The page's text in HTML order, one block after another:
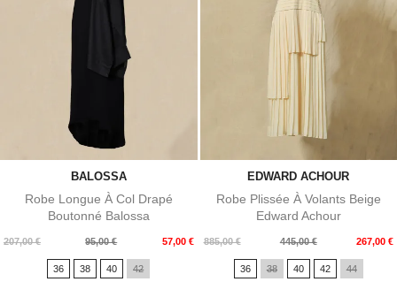
BALOSSA
Robe Longue À Col Drapé
Boutonné Balossa
207,00 €
Prix
95,00 € 57,00 €
Prix
36 38 40 42
EDWARD ACHOUR
Robe Plissée À Volants Beige
Edward Achour
885,00 €
Prix
445,00 € 267,00 €
Prix
36 38 40 42 44